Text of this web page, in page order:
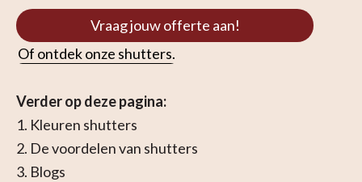
Vraag jouw offerte aan!
Of ontdek onze shutters.
Verder op deze pagina:
1. Kleuren shutters
2. De voordelen van shutters
3. Blogs